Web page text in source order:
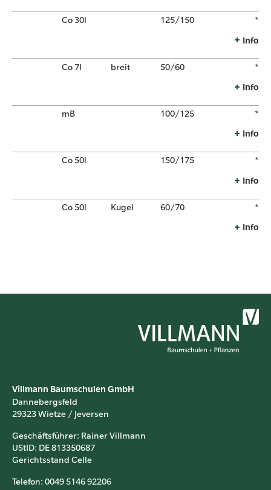
Co 30l 125/150 *
Info
Co 7l breit 50/60 *
Info
mB 100/125 *
Info
Co 50l 150/175 *
Info
Co 50l Kugel 60/70 *
Info
Villmann Baumschulen GmbH
Dannebergsfeld
29323 Wietze / Jeversen
Geschäftsführer: Rainer Villmann
UStID: DE 813350687
Gerichtsstand Celle
Telefon: 0049 5146 92206